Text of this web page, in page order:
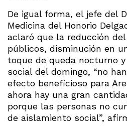
De igual forma, el jefe del
Medicina del Honorio
aclaró que la reducción
públicos, disminución en
toque de queda nocturno
social del domingo, “no
efecto beneficioso para
ahora hay una gran
porque las personas no
de aislamiento social”,